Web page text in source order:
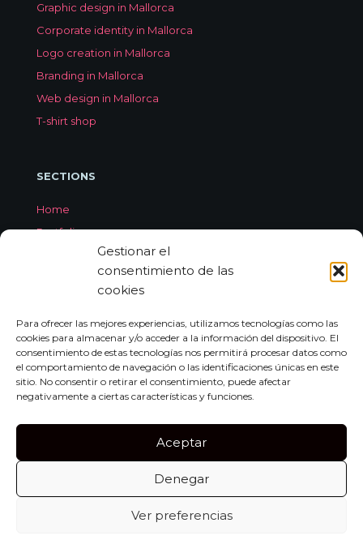
Gestionar el
consentimiento de las
cookies
Para ofrecer las mejores experiencias, utilizamos tecnologías como las
cookies para almacenar y/o acceder a la información del dispositivo. El
consentimiento de estas tecnologías nos permitirá procesar datos como
el comportamiento de navegación o las identificaciones únicas en este
sitio. No consentir o retirar el consentimiento, puede afectar
negativamente a ciertas características y funciones.
Aceptar
Denegar
Ver preferencias
Graphic design in Mallorca
Corporate identity in Mallorca
Logo creation in Mallorca
Branding in Mallorca
Web design in Mallorca
T-shirt shop
SECTIONS
Home
Portfolio
About Jorge Aleix
Contact
CONTACT